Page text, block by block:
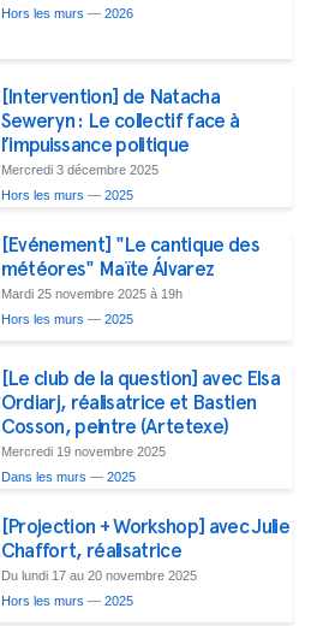
Hors les murs — 2026
[Intervention] de Natacha
Seweryn : Le collectif face à
l’impuissance politique
Mercredi 3 décembre 2025
Hors les murs — 2025
[Evénement] "Le cantique des
météores" Maïte Álvarez
Mardi 25 novembre 2025 à 19h
Hors les murs — 2025
[Le club de la question] avec Elsa
Ordiarj, réalisatrice et Bastien
Cosson, peintre (Artetexe)
Mercredi 19 novembre 2025
Dans les murs — 2025
[Projection + Workshop] avec Julie
Chaffort, réalisatrice
Du lundi 17 au 20 novembre 2025
Hors les murs — 2025